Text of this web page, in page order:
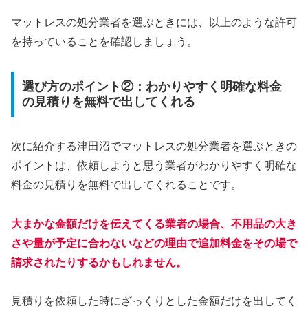
マットレスの処分業者を選ぶときには、以上のような許可
を持っていることを確認しましょう。
選び方のポイント②：わかりやすく明確な料金
の見積りを無料で出してくれる
次に紹介する津田沼でマットレスの処分業者を選ぶときの
ポイントは、依頼しようと思う業者がわかりやすく明確な
料金の見積りを無料で出してくれることです。
大まかな金額だけを伝えてくる業者の場合、不用品の大き
さや量が予定に合わないなどの理由で追加料金をその場で
請求されたりするかもしれません。
見積りを依頼した時にざっくりとした金額だけを出してく